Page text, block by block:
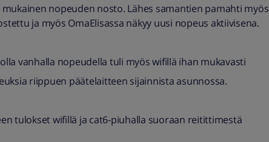
nopeuden nosto. Lähes samantien pamahti myös
ja myös OmaElisassa näkyy uusi nopeus aktiivisena.
vanhalla nopeudella tuli myös wifillä ihan mukavasti
riippuen päätelaitteen sijainnista asunnossa.
tulokset wifillä ja cat6-piuhalla suoraan reitittimestä